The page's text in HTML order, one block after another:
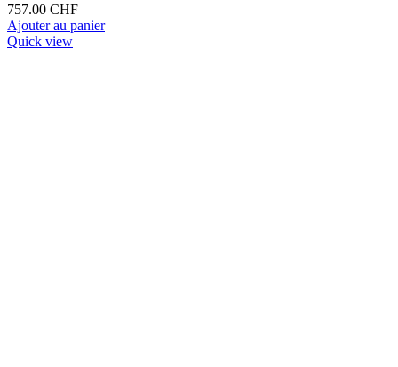
757.00 CHF
Ajouter au panier
Quick view